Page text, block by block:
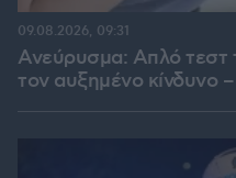
Ανεύρυσμα: Απλό τεστ
τον αυξημένο κίνδυνο –
09.08.2026, 09:31